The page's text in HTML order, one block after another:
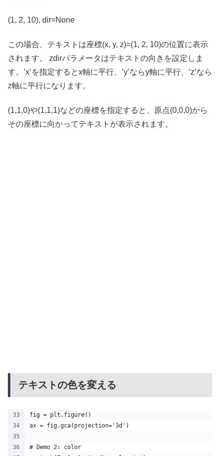
(1, 2, 10), dir=None
この場合、テキストは座標(x, y, z)=(1, 2, 10)の位置に表示
されます。 zdirパラメータはテキストの向きを設定しま
す。’x’を指定するとx軸に平行、’y’ならy軸に平行、’z’なら
z軸に平行になります。
(1,1,0)や(1,1,1)などの座標を指定すると、原点(0,0,0)から
その座標に向かってテキストが表示されます。
テキストの色を変える
fig = plt.figure()
ax = fig.gca(projection='3d')
# Demo 2: color